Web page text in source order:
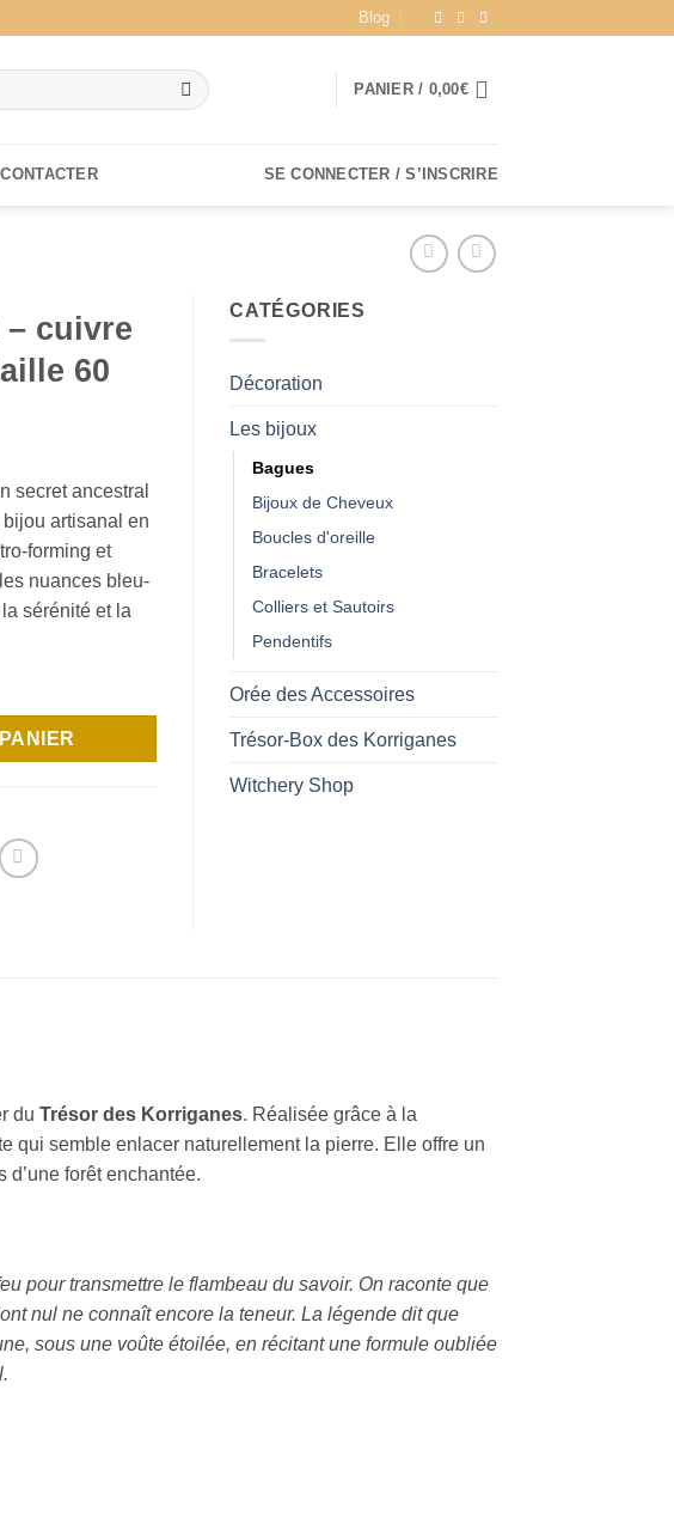
Blog
PANIER / 0,00€
SE CONNECTER / S’INSCRIRE
– cuivre
60
secret ancestral
artisanal en
forming et
nuances bleu-
sérénité et la
CATÉGORIES
Décoration
Les bijoux
Bagues
Bijoux de Cheveux
Boucles d'oreille
Bracelets
Colliers et Sautoirs
Pendentifs
Orée des Accessoires
Trésor-Box des Korriganes
Witchery Shop
du Trésor des Korriganes. Réalisée grâce à la
qui semble enlacer naturellement la pierre. Elle offre un
d’une forêt enchantée.
pour transmettre le flambeau du savoir. On raconte que
nul ne connaît encore la teneur. La légende dit que
sous une voûte étoilée, en récitant une formule oubliée